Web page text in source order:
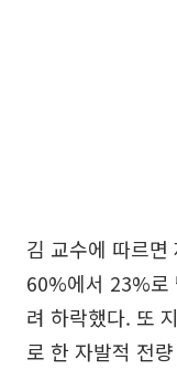
김 교수에 따르면
60%에서 23%로
려 하락했다. 또
로 한 자발적 전